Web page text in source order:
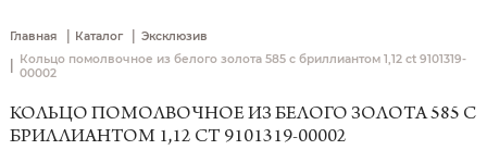
Главная | Каталог | Эксклюзив
Кольцо помолвочное из белого золота 585 с бриллиантом 1,12 ct 9101319-
00002
КОЛЬЦО ПОМОЛВОЧНОЕ ИЗ БЕЛОГО ЗОЛОТА 585 С
БРИЛЛИАНТОМ 1,12 CT 9101319-00002